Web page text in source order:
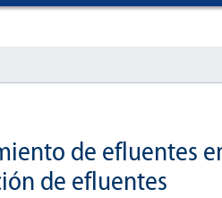
de efluentes
de efluentes